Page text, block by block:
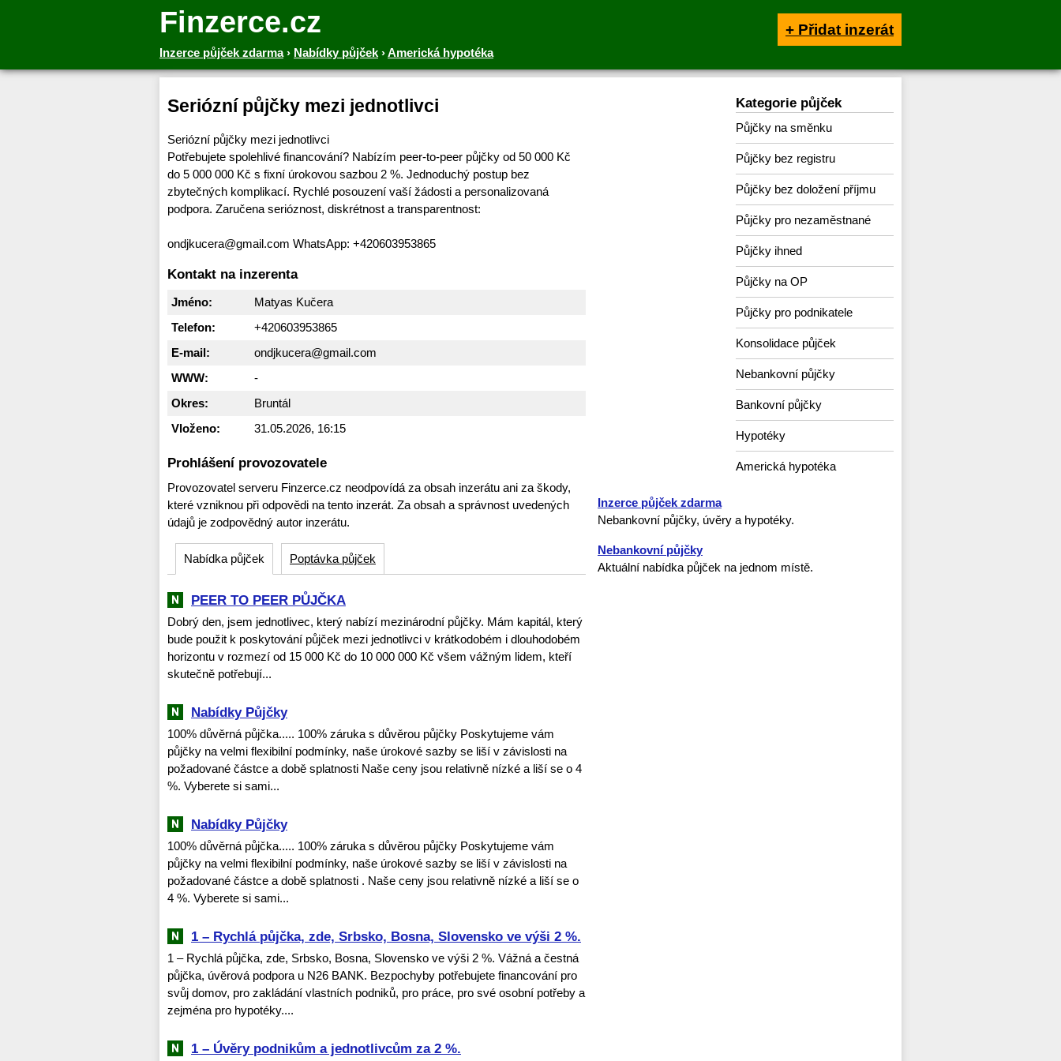
Finzerce.cz
Inzerce půjček zdarma› Nabídky půjček ›Americká hypotéka
+ Přidat inzerát
Seriózní půjčky mezi jednotlivci
Seriózní půjčky mezi jednotlivci
Potřebujete spolehlivé financování? Nabízím peer-to-peer půjčky od 50 000 Kč
do 5 000 000 Kč s fixní úrokovou sazbou 2 %. Jednoduchý postup bez
zbytečných komplikací. Rychlé posouzení vaší žádosti a personalizovaná
podpora. Zaručena serióznost, diskrétnost a transparentnost:
ondjkucera@gmail.com WhatsApp: +420603953865
Kontakt na inzerenta
Jméno:
Matyas Kučera
Telefon:
+420603953865
E-mail:
ondjkucera@gmail.com
WWW:
-
Okres:
Bruntál
Vloženo:
31.05.2026, 16:15
Prohlášení provozovatele
Provozovatel serveru Finzerce.cz neodpovídá za obsah inzerátu ani za škody,
které vzniknou při odpovědi na tento inzerát. Za obsah a správnost uvedených
údajů je zodpovědný autor inzerátu.
Nabídka půjček Poptávka půjček
PEER TO PEER PŮJČKA
Dobrý den, jsem jednotlivec, který nabízí mezinárodní půjčky. Mám kapitál, který
bude použit k poskytování půjček mezi jednotlivci v krátkodobém i dlouhodobém
horizontu v rozmezí od 15 000 Kč do 10 000 000 Kč všem vážným lidem, kteří
skutečně potřebují...
Nabídky Půjčky
100% důvěrná půjčka..... 100% záruka s důvěrou půjčky Poskytujeme vám
půjčky na velmi flexibilní podmínky, naše úrokové sazby se liší v závislosti na
požadované částce a době splatnosti Naše ceny jsou relativně nízké a liší se o 4
%. Vyberete si sami...
Nabídky Půjčky
100% důvěrná půjčka..... 100% záruka s důvěrou půjčky Poskytujeme vám
půjčky na velmi flexibilní podmínky, naše úrokové sazby se liší v závislosti na
požadované částce a době splatnosti . Naše ceny jsou relativně nízké a liší se o
4 %. Vyberete si sami...
1 – Rychlá půjčka, zde, Srbsko, Bosna, Slovensko ve výši 2 %.
1 – Rychlá půjčka, zde, Srbsko, Bosna, Slovensko ve výši 2 %. Vážná a čestná
půjčka, úvěrová podpora u N26 BANK. Bezpochyby potřebujete financování pro
svůj domov, pro zakládání vlastních podniků, pro práce, pro své osobní potřeby a
zejména pro hypotéky....
1 – Úvěry podnikům a jednotlivcům za 2 %.
Kategorie půjček
Půjčky na směnku
Půjčky bez registru
Půjčky bez doložení příjmu
Půjčky pro nezaměstnané
Půjčky ihned
Půjčky na OP
Půjčky pro podnikatele
Konsolidace půjček
Nebankovní půjčky
Bankovní půjčky
Hypotéky
Americká hypotéka
Inzerce půjček zdarma
Nebankovní půjčky, úvěry a hypotéky.
Nebankovní půjčky
Aktuální nabídka půjček na jednom místě.